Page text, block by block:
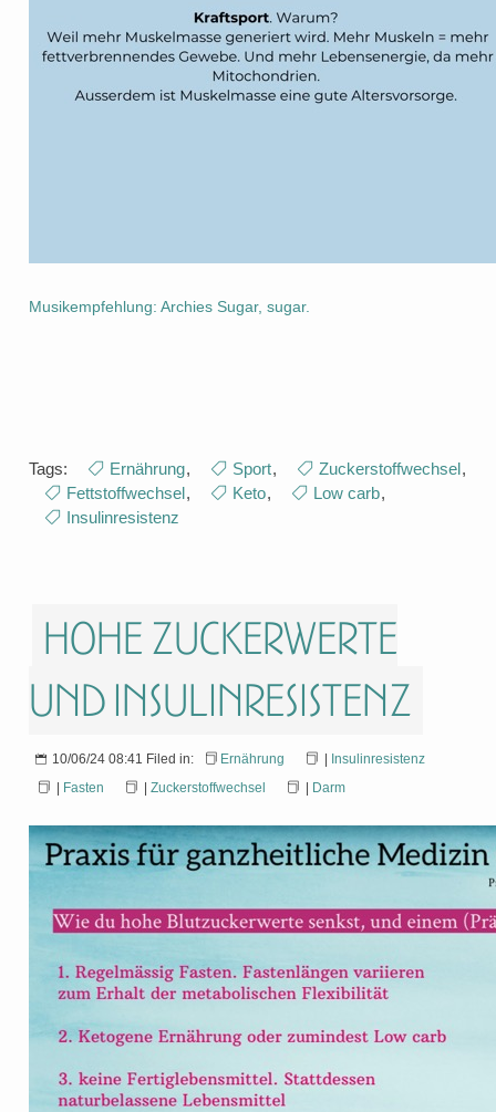
Musikempfehlung: Archies Sugar, sugar.
Tags: Ernährung, Sport, Zuckerstoffwechsel,
Fettstoffwechsel, Keto, Low carb,
Insulinresistenz
Hohe Zuckerwerte
und Insulinresistenz
10/06/24 08:41 Filed in: Ernährung | Insulinresistenz
| Fasten | Zuckerstoffwechsel | Darm